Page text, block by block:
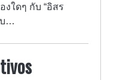
งใดๆ กับ “อิสร
บ…